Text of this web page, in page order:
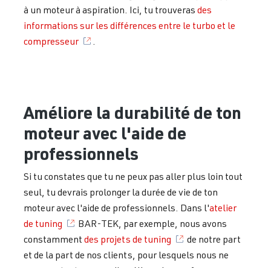
à un moteur à aspiration. Ici, tu trouveras des
informations sur les différences entre le turbo et le
compresseur
Améliore la durabilité de ton
moteur avec l'aide de
professionnels
Si tu constates que tu ne peux pas aller plus loin tout
seul, tu devrais prolonger la durée de vie de ton
moteur avec l'aide de professionnels. Dans l'atelier
de tuning
BAR-TEK, par exemple, nous avons
constamment des projets de tuning
de notre part
et de la part de nos clients, pour lesquels nous ne